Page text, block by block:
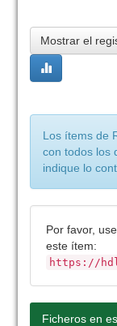
Mostrar el
Los ítems de
con todos los
indique lo
Por favor,
este ítem:
https://
Ficheros en